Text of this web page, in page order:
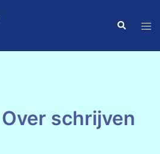
Zoeken
Over schrijven